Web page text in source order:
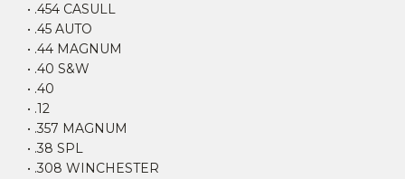
• .454 CASULL
• .45 AUTO
• .44 MAGNUM
• .40 S&W
• .40
• .12
• .357 MAGNUM
• .38 SPL
• .308 WINCHESTER